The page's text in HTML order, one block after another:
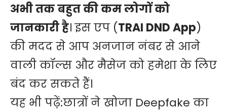
अभी तक बहुत की कम लोगों को
जानकारी है। इस एप (TRAI DND App)
की मदद से आप अनजान नंबर से आने
वाली कॉल्स और मैसेज को हमेशा के लिए
बंद कर सकते हैं।
यह भी पढ़ें:छात्रों ने खोजा Deepfake का